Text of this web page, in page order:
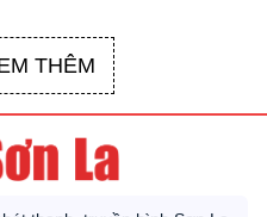
THÊM